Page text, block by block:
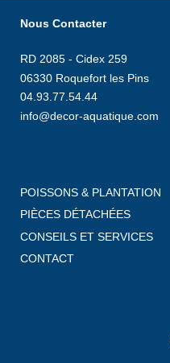
Nous Contacter
RD 2085 - Cidex 259
06330 Roquefort les Pins
04.93.77.54.44
info@decor-aquatique.com
POISSONS & PLANTATION
PIÈCES DÉTACHÉES
CONSEILS ET SERVICES
CONTACT